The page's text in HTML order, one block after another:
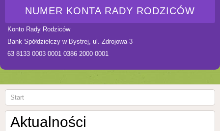
NUMER KONTA RADY RODZICÓW
Konto Rady Rodziców
Bank Spółdzielczy w Bystrej, ul. Zdrojowa 3
63 8133 0003 0001 0386 2000 0001
Start
Aktualności